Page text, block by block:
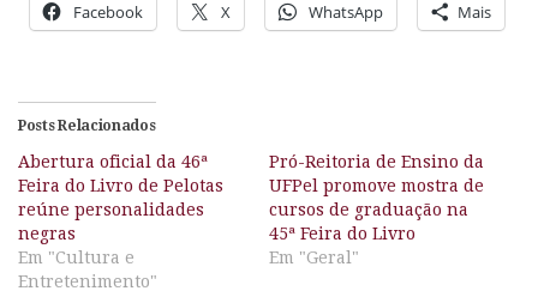
Facebook X WhatsApp Mais
Posts Relacionados
Abertura oficial da 46ª
Feira do Livro de Pelotas
reúne personalidades
negras
Em "Cultura e
Entretenimento"
Pró-Reitoria de Ensino da
UFPel promove mostra de
cursos de graduação na
45ª Feira do Livro
Em "Geral"